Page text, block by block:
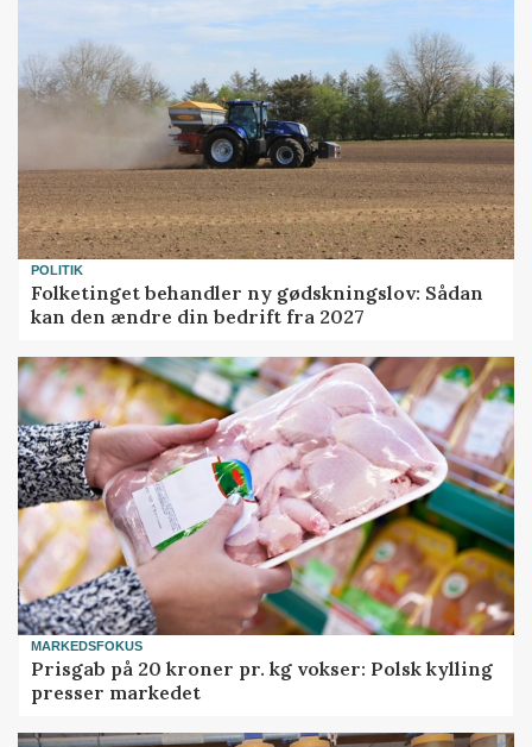
POLITIK
Folketinget behandler ny gødskningslov: Sådan
kan den ændre din bedrift fra 2027
MARKEDSFOKUS
Prisgab på 20 kroner pr. kg vokser: Polsk kylling
presser markedet